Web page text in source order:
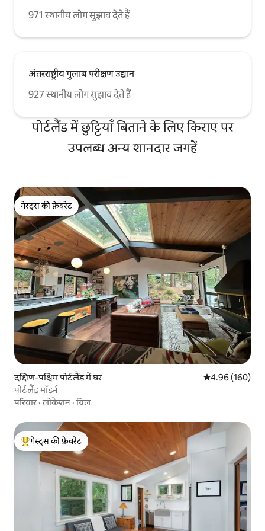
971 स्थानीय लोग सुझाव देते हैं
अंतरराष्ट्रीय गुलाब परीक्षण उद्यान
927 स्थानीय लोग सुझाव देते हैं
पोर्टलैंड में छुट्टियाँ बिताने के लिए किराए पर
उपलब्ध अन्य शानदार जगहें
गेस्ट्स की फ़ेवरेट
गेस्ट्स की फ़ेवरेट
दक्षिण-पश्चिम पोर्टलैंड में घर औसत रेटिंग 5 में से
4.96 (160)
पोर्टलैंड मॉडर्न
परिवार ·लोकेशन ·ग्रिल
गेस्ट्स का टॉप फ़ेवरेट
गेस्ट्स की फ़ेवरेट